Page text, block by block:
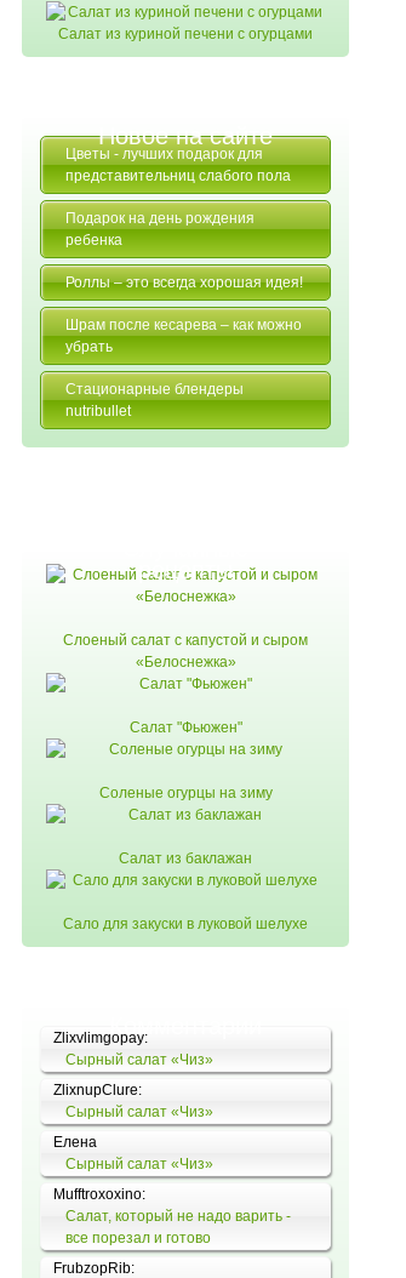
Салат из куриной печени с огурцами
Новое на сайте
Цветы - лучших подарок для
представительниц слабого пола
Подарок на день рождения
ребенка
Роллы – это всегда хорошая идея!
Шрам после кесарева – как можно
убрать
Стационарные блендеры
nutribullet
рецепты
Слоеный салат с капустой и сыром
«Белоснежка»
Салат "Фьюжен"
Соленые огурцы на зиму
Салат из баклажан
Сало для закуски в луковой шелухе
Zlixvlimgopay:
Сырный салат «Чиз»
ZlixnupClure:
Сырный салат «Чиз»
Елена
Сырный салат «Чиз»
Mufftroxoxino:
Салат, который не надо варить -
все порезал и готово
FrubzopRib: